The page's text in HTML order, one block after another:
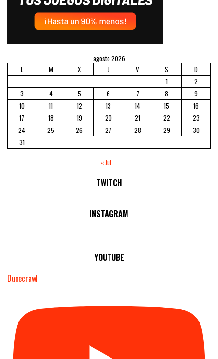
agosto 2026
L
M X J V S
D
1
2
3
4 5 6 7 8
9
10
11 12 13 14 15
16
17
18 19 20 21 22
23
24
25 26 27 28 29
30
31
« Jul
TWITCH
No Streams Online!
INSTAGRAM
YOUTUBE
Dunecrawl